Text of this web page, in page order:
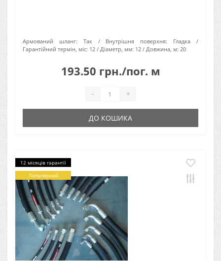
Армований шланг: Так Внутрішня поверхня:
Гладка
Гарантійний термін, міс: 12 Діаметр, мм: 12 Довжина, м: 20
193.50 грн./пог. м
- +
ДО КОШИКА
12 місяців гарантії
Популярний